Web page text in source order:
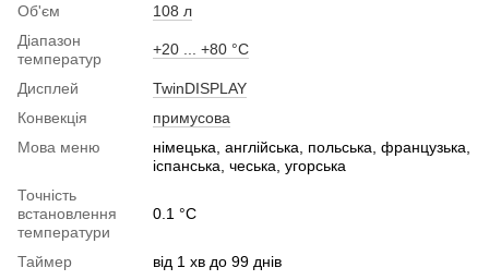
Об'єм
108 л
Діапазон
температур
+20 ... +80 °С
Дисплей
TwinDISPLAY
Конвекція
примусова
Мова меню
німецька, англійська, польська, французька,
іспанська, чеська, угорська
Точність
встановлення
температури
0.1 °C
Таймер
від 1 хв до 99 днів